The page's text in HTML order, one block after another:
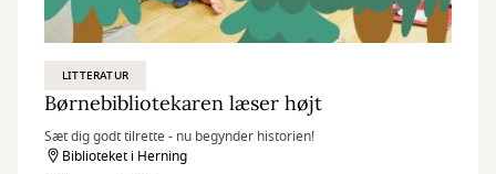
LITTERATUR
Børnebibliotekaren læser højt
Sæt dig godt tilrette - nu begynder historien!
Biblioteket i Herning